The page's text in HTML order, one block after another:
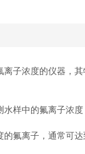
离子浓度的仪器，
水样中的氟离子浓
的氟离子，通常可